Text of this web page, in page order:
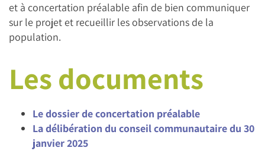
et à concertation préalable afin de bien communiquer
sur le projet et recueillir les observations de la
population.
Les documents
Le dossier de concertation préalable
La délibération du conseil communautaire du 30
janvier 2025